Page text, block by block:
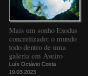
Mais um sonho Exodus
concretizado: o mundo
todo dentro de uma
galeria em Aveiro
Luís Octávio Costa
19.03.2023